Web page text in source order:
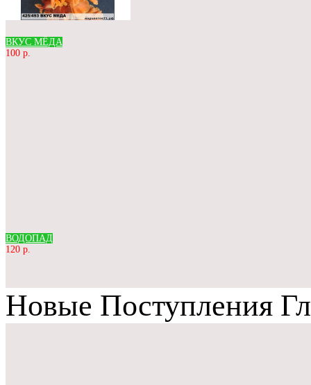
ВКУС МЁДА
100 р.
ВОДОПАД
120 р.
Новые Поступления